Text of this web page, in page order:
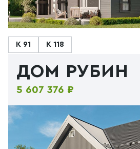
К 91 К 118
ДОМ РУБИН
5 607 376 ₽